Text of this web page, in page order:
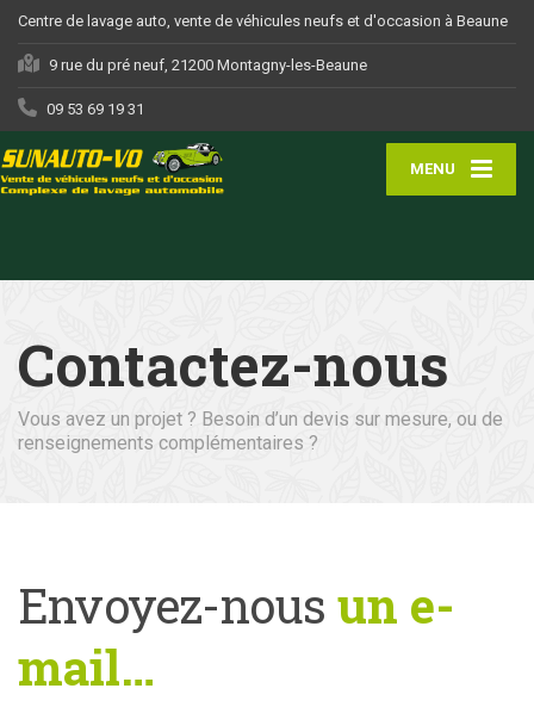
Centre de lavage auto, vente de véhicules neufs et d'occasion à Beaune
9 rue du pré neuf, 21200 Montagny-les-Beaune
09 53 69 19 31
MENU
Contactez-nous
Vous avez un projet ? Besoin d’un devis sur mesure, ou de
renseignements complémentaires ?
Envoyez-nous un e-
mail…